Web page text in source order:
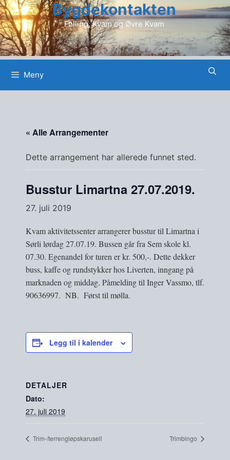
Hopp
til
innhold
Bygdekontakten
Følling, Kvam og Øvre Kvam
Meny
« Alle Arrangementer
Dette arrangement har allerede funnet sted.
Busstur Limartna 27.07.2019.
27. juli 2019
Kvam aktivitetssenter arrangerer busstur til Limartna i
Sørli lørdag 27.07.19. Bussen går fra Sem skole kl.
07.30. Egenandel for turen er kr. 500,-. Dette dekker
buss, kaffe og rundstykker hos Liverten, inngang på
marknaden og middag. Påmelding til Inger Vassmo, tlf.
90636997. NB. Først til mølla.
Legg til i kalender
DETALJER
Dato:
27. juli 2019
Trim-/terrengløpskarusell Trimbingo